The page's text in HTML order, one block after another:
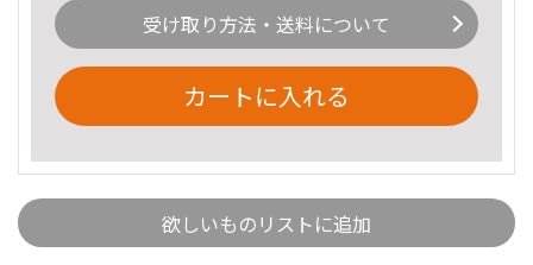
受け取り方法・送料について
カートに入れる
欲しいものリストに追加